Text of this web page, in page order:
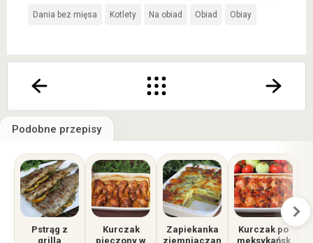
Dania bez mięsa Kotlety Na obiad Obiad Obiay
Podobne przepisy
Pstrąg z
grilla
Kurczak
pieczony w
Zapiekanka
ziemniaczan
Kurczak po
meksykańsk